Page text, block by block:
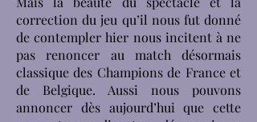
correction du jeu qu’il nous fut donné
de contempler hier nous incitent à ne
pas renoncer au match désormais
classique des Champions de France et
de Belgique. Aussi nous pouvons
annoncer dès aujourd’hui que cette